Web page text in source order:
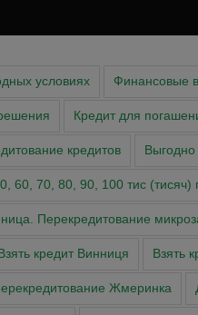
условиях Финансовые
Кредит для
кредитов Выгодно
60, 70, 80, 90, 100 тис (тисяч)
Перекредитование
Взять кредит Винниця Взять
Жмеринка